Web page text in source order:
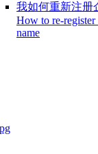
我如何重新注册
How to re-register
name